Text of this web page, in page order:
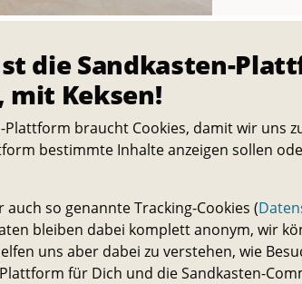
es nur selten. Damit die
auch realisiert werden
es verschiedene
für die finanzielle
der Projekte.
die Sandkasten-
mit Keksen!
Plattform braucht Cookies, damit wir uns
bestimmte Inhalte anzeigen sollen
auch so genannte Tracking-Cookies (
bleiben dabei komplett anonym, wir
uns aber dabei zu verstehen, wie
für Dich und die Sandkasten-